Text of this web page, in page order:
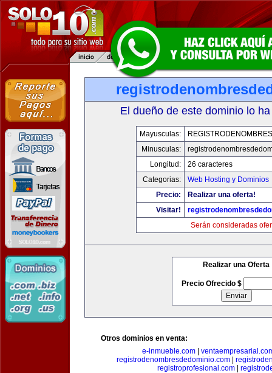
El dueño de este dominio lo
Mayusculas:
Minusculas:
Longitud:
26 caracteres
Categorias:
Web Hosting y Dominios
Precio:
Realizar una oferta!
Visitar!
Serán consideradas
Realizar una Oferta
Precio Ofrecido $
Otros dominios en venta:
e-inmueble.com
registrodenombresdedominio.com|
registroprofesional.com|